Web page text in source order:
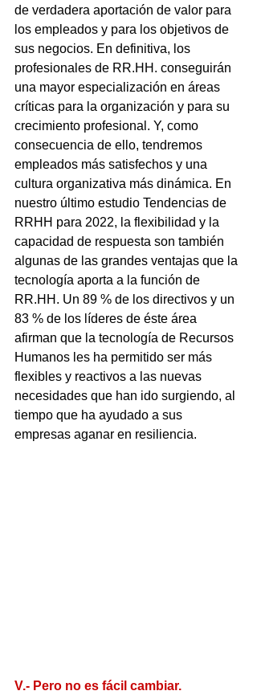
de verdadera aportación de valor para
los empleados y para los objetivos de
sus negocios. En definitiva, los
profesionales de RR.HH. conseguirán
una mayor especialización en áreas
críticas para la organización y para su
crecimiento profesional. Y, como
consecuencia de ello, tendremos
empleados más satisfechos y una
cultura organizativa más dinámica. En
nuestro último estudio Tendencias de
RRHH para 2022, la flexibilidad y la
capacidad de respuesta son también
algunas de las grandes ventajas que la
tecnología aporta a la función de
RR.HH. Un 89 % de los directivos y un
83 % de los líderes de éste área
afirman que la tecnología de Recursos
Humanos les ha permitido ser más
flexibles y reactivos a las nuevas
necesidades que han ido surgiendo, al
tiempo que ha ayudado a sus
empresas aganar en resiliencia.
V.- Pero no es fácil cambiar.